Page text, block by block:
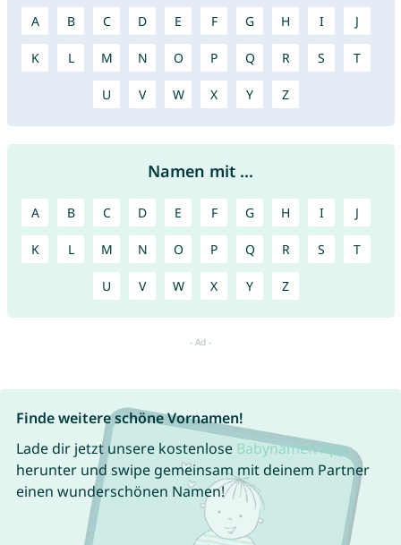
A B C D E F G H I J
K L M N O P Q R S T
U V W X Y Z
Namen mit ...
A B C D E F G H I J
K L M N O P Q R S T
U V W X Y Z
Finde weitere schöne Vornamen!
Lade dir jetzt unsere kostenlose Babynamen App
herunter und swipe gemeinsam mit deinem Partner
einen wunderschönen Namen!